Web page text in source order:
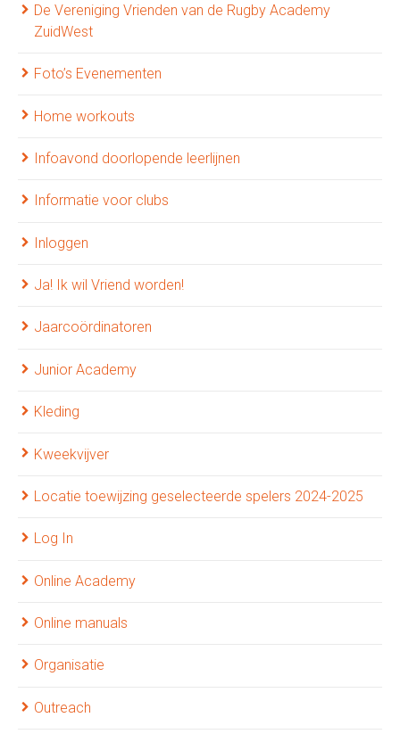
De Vereniging Vrienden van de Rugby Academy
ZuidWest
Foto’s Evenementen
Home workouts
Infoavond doorlopende leerlijnen
Informatie voor clubs
Inloggen
Ja! Ik wil Vriend worden!
Jaarcoördinatoren
Junior Academy
Kleding
Kweekvijver
Locatie toewijzing geselecteerde spelers 2024-2025
Log In
Online Academy
Online manuals
Organisatie
Outreach